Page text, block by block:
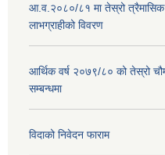
आ.व.२०८०/८१ मा तेस्रो त्रैमासिक
लाभग्राहीको विवरण
आर्थिक वर्ष २०७९/८० को तेस्रो
सम्बन्धमा
विदाको निवेदन फाराम